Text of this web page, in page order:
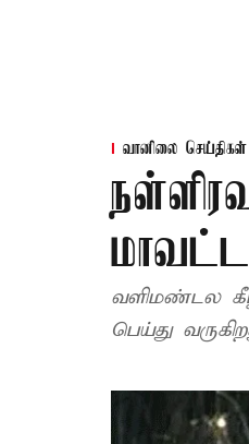
வானிலை செய்திகள்
வளிமண்டல
பெய்து